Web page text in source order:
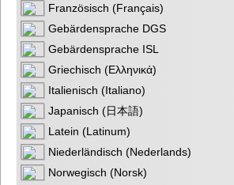
Französisch (Français)
Gebärdensprache DGS
Gebärdensprache ISL
Griechisch (Ελληνικά)
Italienisch (Italiano)
Japanisch (日本語)
Latein (Latinum)
Niederländisch (Nederlands)
Norwegisch (Norsk)